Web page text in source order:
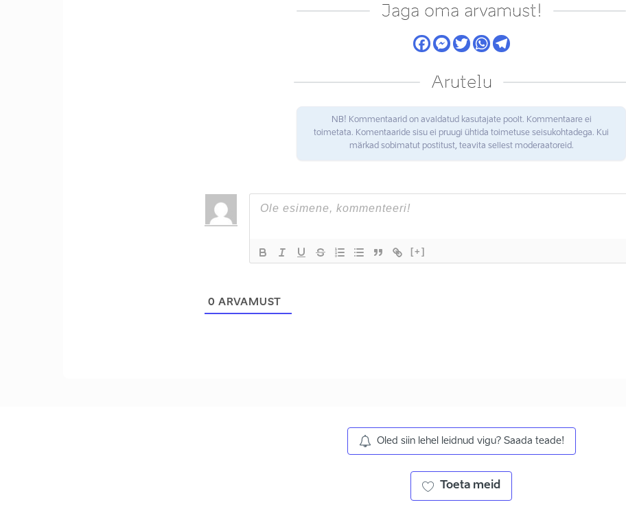
Jaga oma arvamust!
Arutelu
NB! Kommentaarid on avaldatud kasutajate poolt. Kommentaare ei
toimetata. Komentaaride sisu ei pruugi ühtida toimetuse seisukohtadega. Kui
märkad sobimatut postitust, teavita sellest moderaatoreid.
[+]
0 ARVAMUST
Oled siin lehel leidnud vigu? Saada teade!
Toeta meid